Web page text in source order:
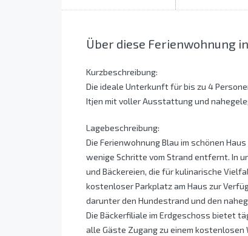
Über diese Ferienwohnung
Kurzbeschreibung:
Die ideale Unterkunft für bis zu 4
Itjen mit voller Ausstattung und
Lagebeschreibung:
Die Ferienwohnung Blau im schönen
wenige Schritte vom Strand entfernt. In
und Bäckereien, die für kulinarische
kostenloser Parkplatz am Haus zur
darunter den Hundestrand und den
Die Bäckerfiliale im Erdgeschoss bietet
alle Gäste Zugang zu einem